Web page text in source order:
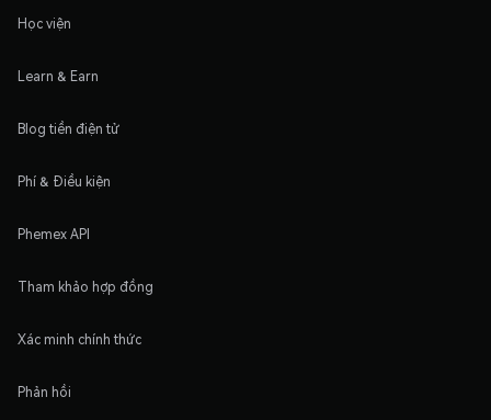
Học viện
Learn & Earn
Blog tiền điện tử
Phí & Điều kiện
Phemex API
Tham khảo hợp đồng
Xác minh chính thức
Phản hồi